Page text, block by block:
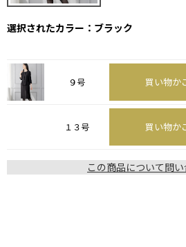
選択されたカラー：ブラック
９号 買い物か
１３号 買い物か
この商品について問